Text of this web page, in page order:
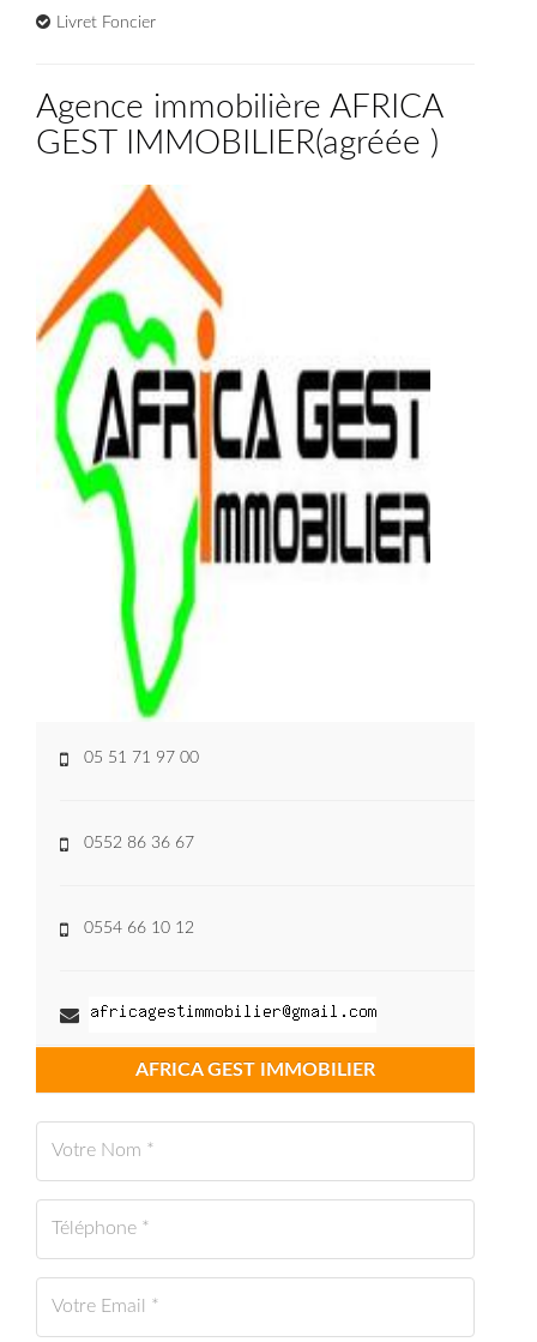
Livret Foncier
Agence immobilière AFRICA
GEST IMMOBILIER(agréée )
05 51 71 97 00
0552 86 36 67
0554 66 10 12
AFRICA GEST IMMOBILIER